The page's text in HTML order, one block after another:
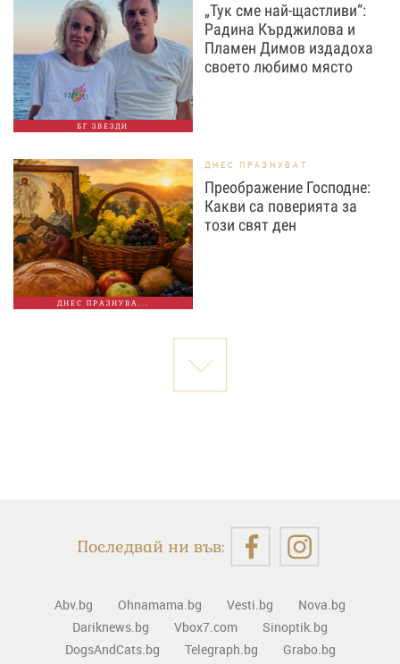
БГ ЗВЕЗДИ
„Тук сме най-щастливи“:
Радина Кърджилова и
Пламен Димов издадоха
своето любимо място
ДНЕС ПРАЗНУВА...
ДНЕС ПРАЗНУВАТ
Преображение Господне:
Какви са поверията за
този свят ден
Последвай ни във:
Abv.bg Ohnamama.bg Vesti.bg
Nova.bg
Dariknews.bg
Vbox7.com
Sinoptik.bg
DogsAndCats.bg
Telegraph.bg
Grabo.bg